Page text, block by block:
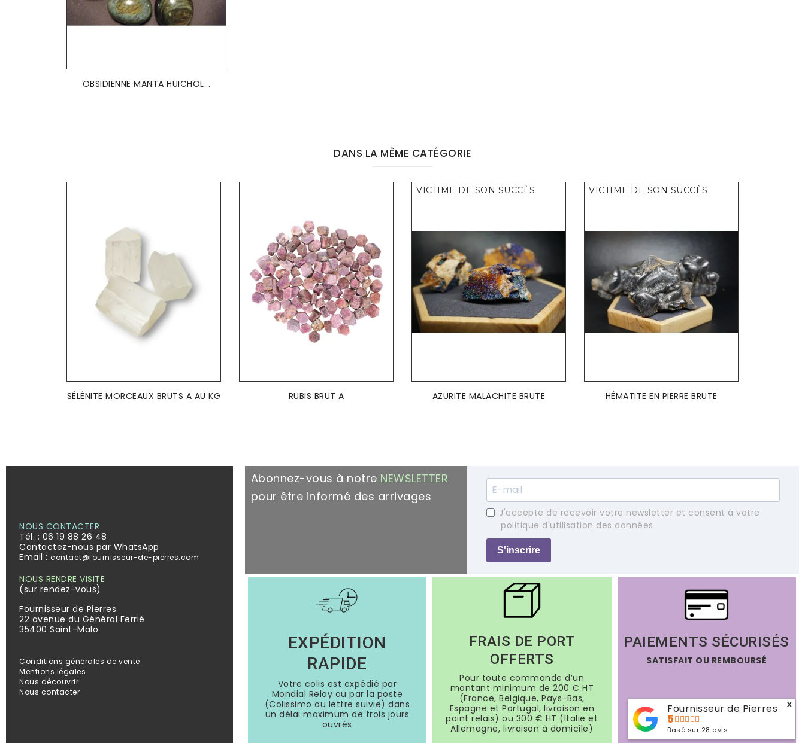
OBSIDIENNE MANTA HUICHOL...
DANS LA MÊME CATÉGORIE
SÉLÉNITE MORCEAUX BRUTS A AU KG RUBIS BRUT A
VICTIME DE SON SUCCÈS
AZURITE MALACHITE BRUTE
VICTIME DE SON SUCCÈS
HÉMATITE EN PIERRE BRUTE
NOUS CONTACTER
Tél. : 06 19 88 26 48
Contactez-nous par WhatsApp
Email : contact@fournisseur-de-pierres.com
NOUS RENDRE VISITE
(sur rendez-vous)
Fournisseur de Pierres
22 avenue du Général Ferrié
35400 Saint-Malo
Conditions générales de vente
Mentions légales
Nous découvrir
Nous contacter
Abonnez-vous à notre NEWSLETTER
pour être informé des arrivages
J'accepte de recevoir votre newsletter et consent à votre
politique d'utilisation des données
S'inscrire
EXPÉDITION
RAPIDE
Votre colis est expédié par
Mondial Relay ou par la poste
(Colissimo ou lettre suivie) dans
un délai maximum de trois jours
ouvrés
FRAIS DE PORT
OFFERTS
Pour toute commande d’un
montant minimum de 200 € HT
(France, Belgique, Pays-Bas,
Espagne et Portugal, livraison en
point relais) ou 300 € HT (Italie et
Allemagne, livraison à domicile)
PAIEMENTS SÉCURISÉS
SATISFAIT OU REMBOURSÉ
Fournisseur de Pierres
5
Basé sur 28 avis
x